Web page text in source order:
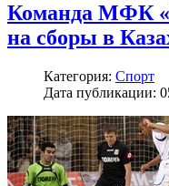
Команда МФК
на сборы в
Категория: Спорт
Дата публикации: